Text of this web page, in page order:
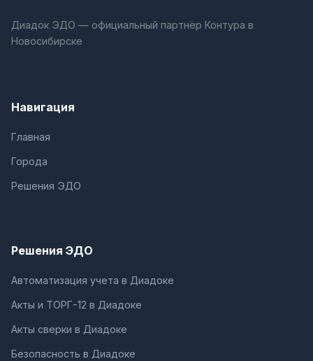
Диадок ЭДО — официальный партнёр Контура в
Новосибирске
Навигация
Главная
Города
Решения ЭДО
Решения ЭДО
Автоматизация учета в Диадоке
Акты и ТОРГ-12 в Диадоке
Акты сверки в Диадоке
Безопасность в Диадоке